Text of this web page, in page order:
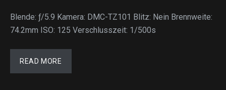
Blende: ƒ/5.9 Kamera: DMC-TZ101 Blitz: Nein Brennweite:
74.2mm ISO: 125 Verschlusszeit: 1/500s
READ MORE